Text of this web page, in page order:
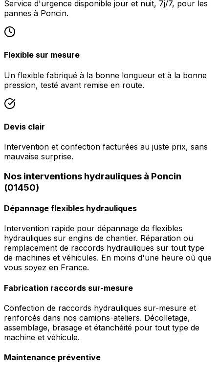
Service d'urgence disponible jour et nuit, 7j/7, pour les
pannes à Poncin.
Flexible sur mesure
Un flexible fabriqué à la bonne longueur et à la bonne
pression, testé avant remise en route.
Devis clair
Intervention et confection facturées au juste prix, sans
mauvaise surprise.
Nos interventions hydrauliques à Poncin
(01450)
Dépannage flexibles hydrauliques
Intervention rapide pour dépannage de flexibles
hydrauliques sur engins de chantier. Réparation ou
remplacement de raccords hydrauliques sur tout type
de machines et véhicules. En moins d'une heure où que
vous soyez en France.
Fabrication raccords sur-mesure
Confection de raccords hydrauliques sur-mesure et
renforcés dans nos camions-ateliers. Décolletage,
assemblage, brasage et étanchéité pour tout type de
machine et véhicule.
Maintenance préventive